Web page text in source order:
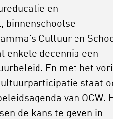
en
binnenschoolse
Cultuur en
enkele decennia een
En met het
staat
van OCW.
de kans te geven in